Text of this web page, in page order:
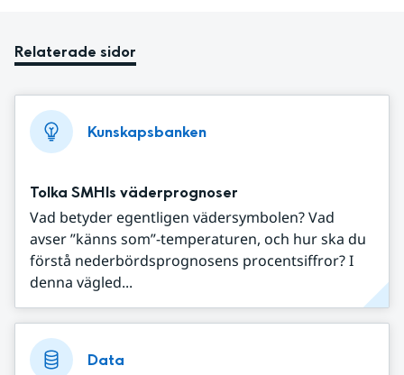
Relaterade sidor
Kunskapsbanken
Tolka SMHIs väderprognoser
Vad betyder egentligen vädersymbolen? Vad
avser ”känns som”-temperaturen, och hur ska du
förstå nederbördsprognosens procentsiffror? I
denna vägled...
Data